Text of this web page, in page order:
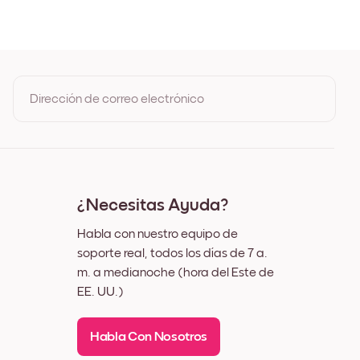
Dirección de correo electrónico
¿Necesitas Ayuda?
Habla con nuestro equipo de
soporte real, todos los días de 7 a.
m. a medianoche (hora del Este de
EE. UU.)
Habla Con Nosotros